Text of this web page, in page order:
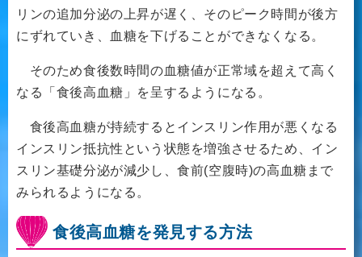
リンの追加分泌の上昇が遅く、そのピーク時間が後方
にずれていき、血糖を下げることができなくなる。
そのため食後数時間の血糖値が正常域を超えて高く
なる「食後高血糖」を呈するようになる。
食後高血糖が持続するとインスリン作用が悪くなる
インスリン抵抗性という状態を増強させるため、イン
スリン基礎分泌が減少し、食前(空腹時)の高血糖まで
みられるようになる。
食後高血糖を発見する方法